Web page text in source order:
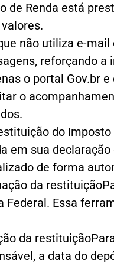
de Renda está
não utiliza e-
reforçando
o portal Gov.br
o
do
em sua
de forma
da
Federal. Essa
da
a data do